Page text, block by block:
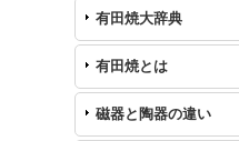
有田焼大辞典
有田焼とは
磁器と陶器の違い